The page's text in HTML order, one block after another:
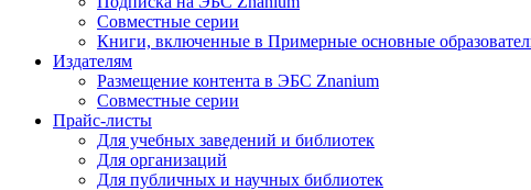
Совместные серии
Книги, включенные в Примерные основные
Издателям
Размещение контента в ЭБС Znanium
Совместные серии
Прайс-листы
Для учебных заведений и библиотек
Для организаций
Для публичных и научных библиотек